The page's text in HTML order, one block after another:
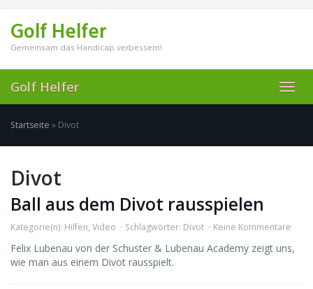
main
content
Golf Helfer
Gemeinsam das Handicap verbessern!
Golf Helfer
Startseite » Divot
Divot
Ball aus dem Divot rausspielen
Kategorie(n): Hilfen, Video Schlagwörter: Divot Keine Kommentare
Felix Lubenau von der Schuster & Lubenau Academy zeigt uns,
wie man aus einem Divot rausspielt.